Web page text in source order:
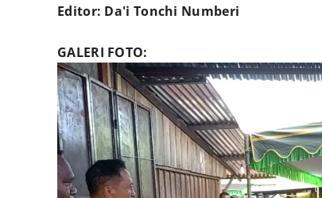
Editor: Da'i Tonchi Numberi
GALERI FOTO: